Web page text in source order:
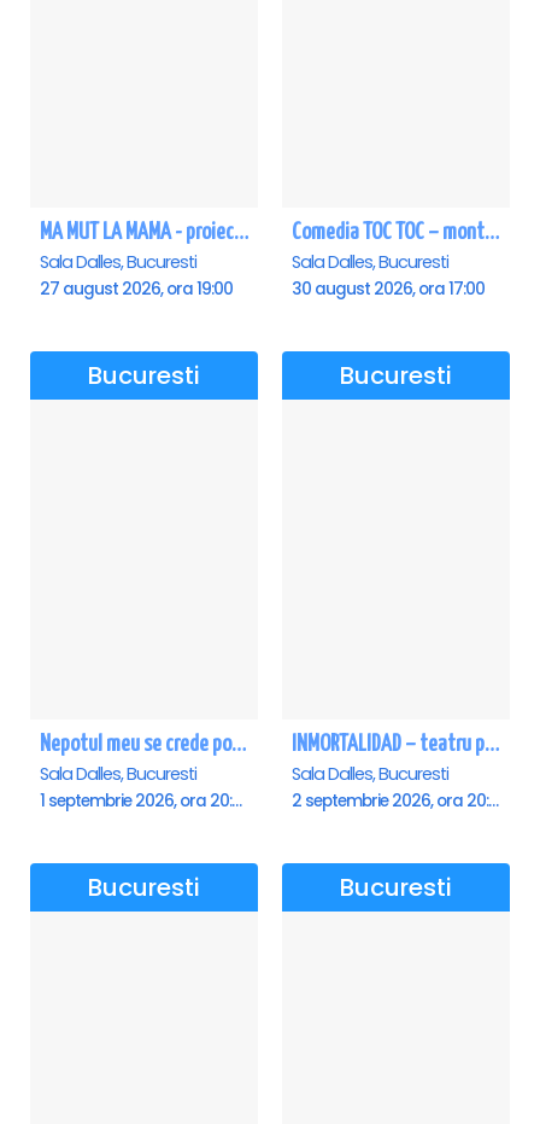
MA MUT LA MAMA - proiectie film Dalles
Sala Dalles, Bucuresti
27 august 2026, ora 19:00
Comedia TOC TOC – montarea originală
Sala Dalles, Bucuresti
30 august 2026, ora 17:00
Bucuresti
Nepotul meu se crede poet - Sala Dalles
Sala Dalles, Bucuresti
1 septembrie 2026, ora 20:00
Bucuresti
INMORTALIDAD – teatru poetic cu Magda Catone & Maxim Belciug
Sala Dalles, Bucuresti
2 septembrie 2026, ora 20:00
Bucuresti Bucuresti